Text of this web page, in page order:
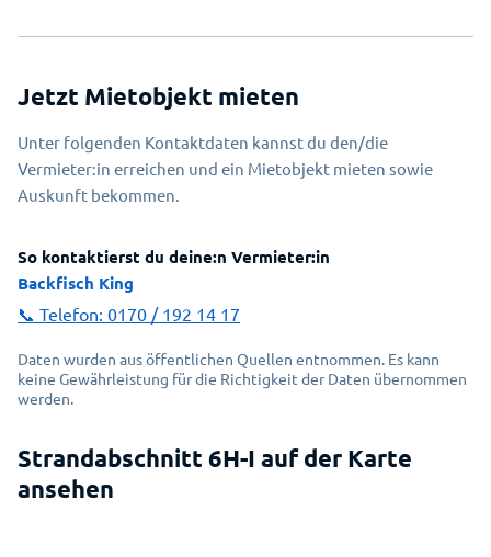
Jetzt Mietobjekt mieten
Unter folgenden Kontaktdaten kannst du den/die
Vermieter:in erreichen und ein Mietobjekt mieten sowie
Auskunft bekommen.
So kontaktierst du deine:n Vermieter:in
Backfisch King
📞 Telefon: 0170 / 192 14 17
Daten wurden aus öffentlichen Quellen entnommen. Es kann
keine Gewährleistung für die Richtigkeit der Daten übernommen
werden.
Strandabschnitt 6H-I auf der Karte
ansehen
Erlauben Sie das Laden von einer
interaktiven Karte?